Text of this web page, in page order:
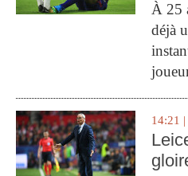
À 25
déjà
14:21